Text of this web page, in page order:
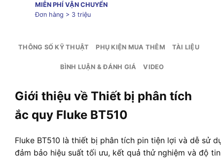
MIỄN PHÍ VẬN CHUYỂN
Đơn hàng > 3 triệu
THÔNG SỐ KỸ THUẬT PHỤ KIỆN MUA THÊM TÀI LIỆU
BÌNH LUẬN & ĐÁNH GIÁ VIDEO
Giới thiệu về Thiết bị phân tích
ắc quy Fluke BT510
Fluke BT510 là thiết bị phân tích pin tiện lợi và dễ sử
đảm bảo hiệu suất tối ưu, kết quả thử nghiệm và độ